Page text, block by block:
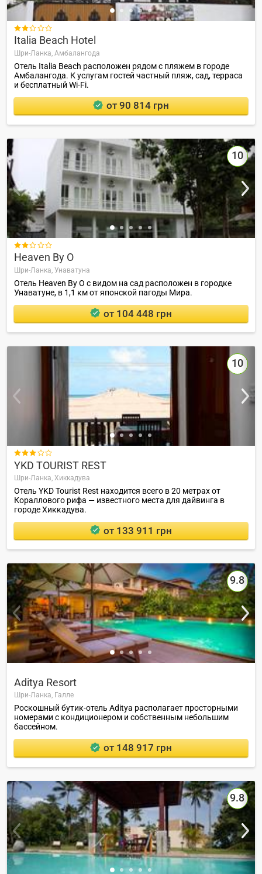

Italia Beach Hotel
Шри-Ланка, Амбалангода
Отель Italia Beach расположен рядом с пляжем в городе
Амбалангода. К услугам гостей частный пляж, сад, терраса
и бесплатный Wi-Fi.
от 90 814 грн
10

Heaven By O
Шри-Ланка, Унаватуна
Отель Heaven By O с видом на сад расположен в городке
Унаватуне, в 1,1 км от японской пагоды Мира.
от 104 448 грн
10

YKD TOURIST REST
Шри-Ланка, Хиккадува
Отель YKD Tourist Rest находится всего в 20 метрах от
Кораллового рифа — известного места для дайвинга в
городе Хиккадува.
от 133 911 грн
9.8
Aditya Resort
Шри-Ланка, Галле
Роскошный бутик-отель Aditya располагает просторными
номерами с кондиционером и собственным небольшим
бассейном.
от 148 917 грн
9.8